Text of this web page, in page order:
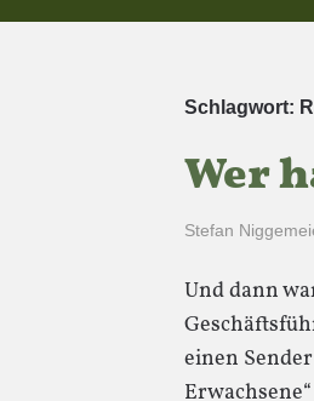
Schlagwort:
Wer
Stefan
Und dann
einen